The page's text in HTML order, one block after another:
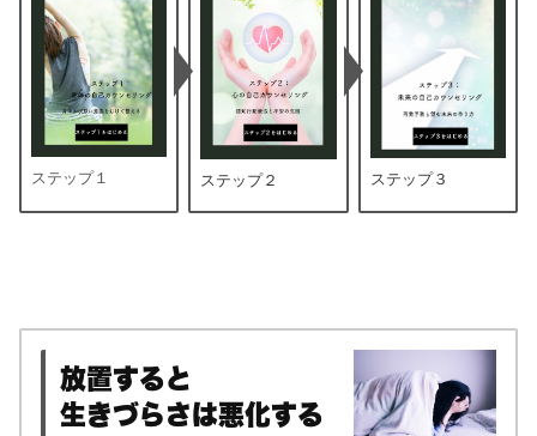
ステップ１ ステップ２ ステップ３
放置すると
生きづらさは悪化する